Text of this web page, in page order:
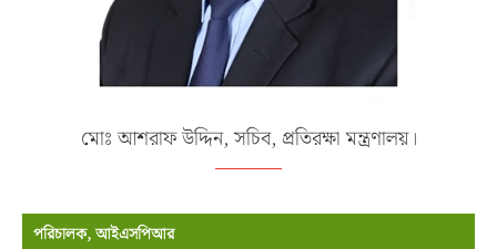
মোঃ আশরাফ উদ্দিন, সচিব, প্রতিরক্ষা মন্ত্রণালয়।
পরিচালক, আইএসপিআর